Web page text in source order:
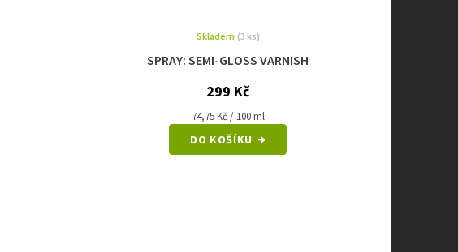
SPRAY: SEMI-GLOSS VARNISH
Skladem (3 ks)
299 Kč
Měrná
74,75 Kč / 100 ml
DO KOŠÍKU